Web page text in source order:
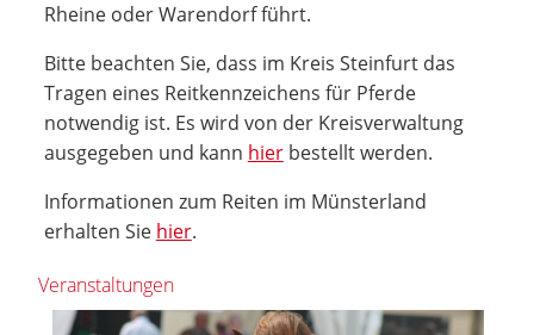
Rheine oder Warendorf führt.
Bitte beachten Sie, dass im Kreis Steinfurt das
Tragen eines Reitkennzeichens für Pferde
notwendig ist. Es wird von der Kreisverwaltung
ausgegeben und kann hierbestellt werden.
Informationen zum Reiten im Münsterland
erhalten Sie hier.
Veranstaltungen